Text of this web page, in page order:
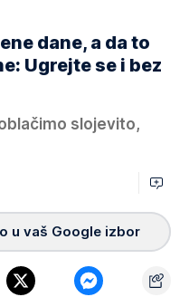
dane, a da to
Ugrejte se i bez
slojevito,
u vaš Google izbor